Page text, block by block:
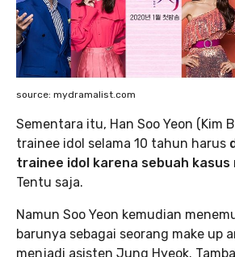
source: mydramalist.com
Sementara itu, Han Soo Yeon (Kim
trainee idol selama 10 tahun harus
trainee idol karena sebuah
Tentu saja.
Namun Soo Yeon kemudian
barunya sebagai seorang make up
menjadi asisten Jung Hyeok.